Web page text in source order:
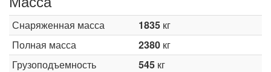
Снаряженная масса 1835 кг
Полная масса
2380 кг
Грузоподъемность
545 кг